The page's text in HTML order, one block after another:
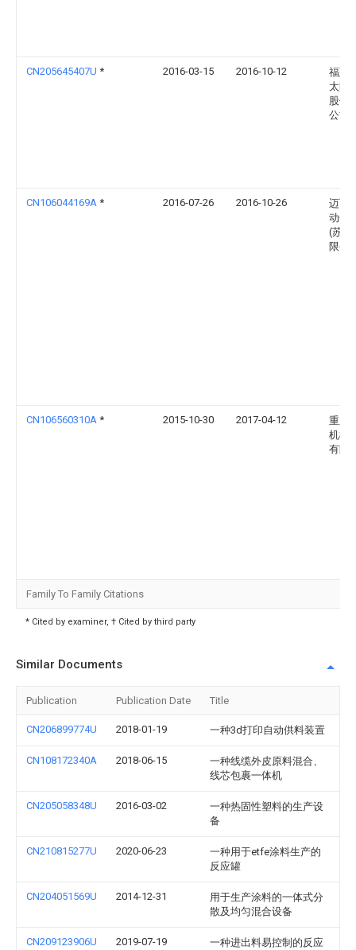
CN205645407U * 2016-03-15 2016-10-12
福建
太阳
股份
公司
CN106044169A * 2016-07-26 2016-10-26
迈飞
动化
(苏州
限公
CN106560310A * 2015-10-30 2017-04-12
重庆
机械
有限
Family To Family Citations
* Cited by examiner, † Cited by third party
Similar Documents
Publication Publication Date Title
CN206899774U 2018-01-19 一种3d打印自动供料装置
CN108172340A 2018-06-15
一种线缆外皮原料混合、
线芯包裹一体机
CN205058348U 2016-03-02
一种热固性塑料的生产设
备
CN210815277U 2020-06-23
一种用于etfe涂料生产的
反应罐
CN204051569U 2014-12-31
用于生产涂料的一体式分
散及均匀混合设备
CN209123906U 2019-07-19
一种进出料易控制的反应